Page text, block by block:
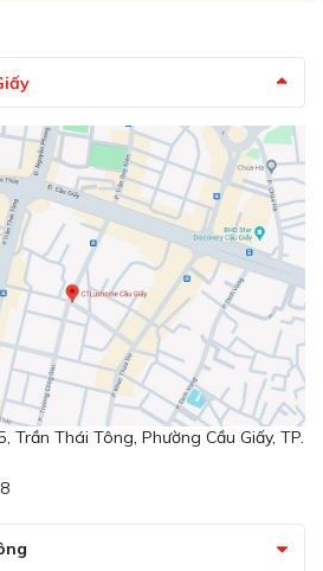
Trần Thái Tông, Phường Cầu Giấy, TP.